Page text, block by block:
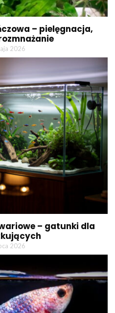
– pielęgnacja,
2026
– gatunki dla
2026